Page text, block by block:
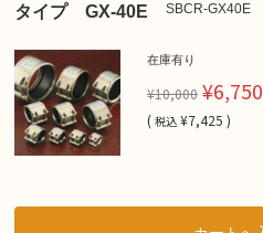
タイプ GX-40E
SBCR-GX40E
在庫有り
¥10,000 ¥6,750
( 税込 ¥7,425 )